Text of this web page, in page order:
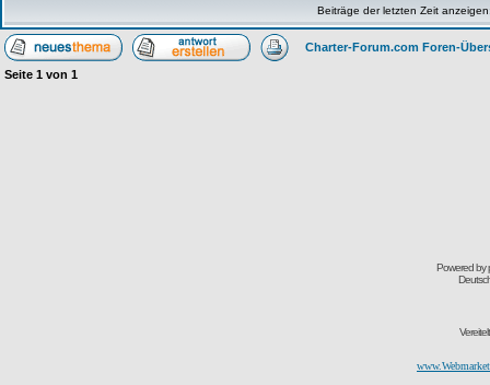
Beiträge der letzten Zeit
Charter-Forum.com Foren-
Seite 1 von 1
Powered by